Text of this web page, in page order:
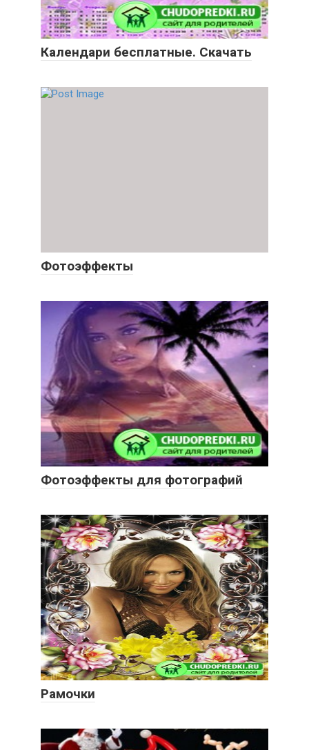
Календари бесплатные. Скачать
Фотоэффекты
Фотоэффекты для фотографий
Рамочки